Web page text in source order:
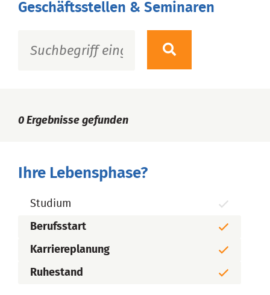
Geschäftsstellen & Seminaren
0 Ergebnisse gefunden
Ihre Lebensphase?
Studium
Berufsstart
Karriereplanung
Ruhestand